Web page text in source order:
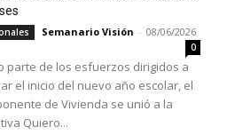
Semanario Visión - 08/06/2026
0
parte de los esfuerzos dirigidos a
el inicio del nuevo año escolar, el
de Vivienda se unió a la
Quiero...